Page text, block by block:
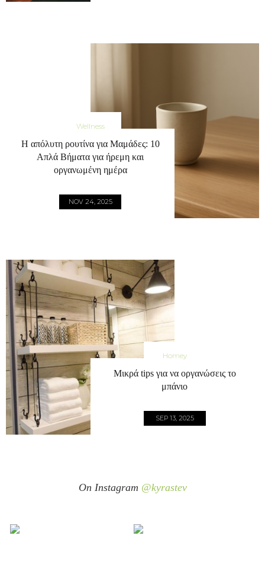
Wellness
Η απόλυτη ρουτίνα για Μαμάδες: 10
Απλά Βήματα για ήρεμη και
οργανωμένη ημέρα
NOV 24, 2025
Homey
Μικρά tips για να οργανώσεις το
μπάνιο
SEP 13, 2025
On Instagram @kyrastev